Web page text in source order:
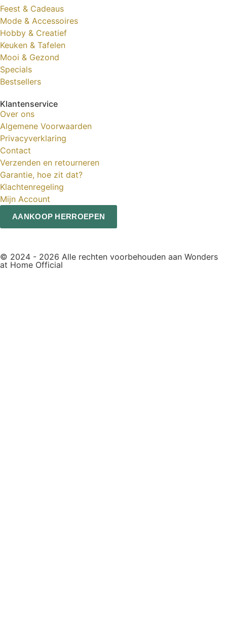
Feest & Cadeaus
Mode & Accessoires
Hobby & Creatief
Keuken & Tafelen
Mooi & Gezond
Specials
Bestsellers
Klantenservice
Over ons
Algemene Voorwaarden
Privacyverklaring
Contact
Verzenden en retourneren
Garantie, hoe zit dat?
Klachtenregeling
Mijn Account
AANKOOP HERROEPEN
© 2024 - 2026 Alle rechten voorbehouden aan Wonders
at Home Official